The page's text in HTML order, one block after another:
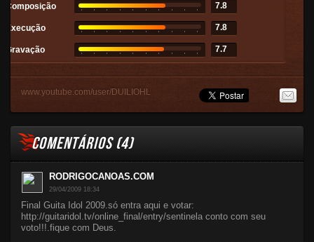
Composição 7.8
Execução 7.8
Gravação 7.7
www.youtube.com/user/DUILIOHL
COMENTÁRIOS (4)
RODRIGOCANOAS.COM
29/04/2009 18:34
Final Guita Idol 2009.só entra aqui e votar:
http://guitaridol.tv/online_final/entry/sentinela conto com seu
voto!!!.fique com Deus.